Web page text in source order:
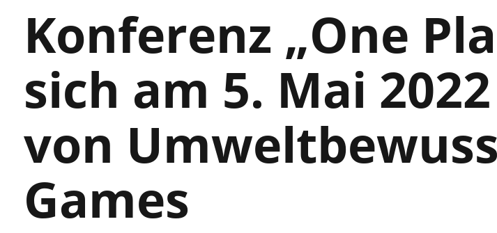
Konferenz „One
sich am 5. Mai
von
Games